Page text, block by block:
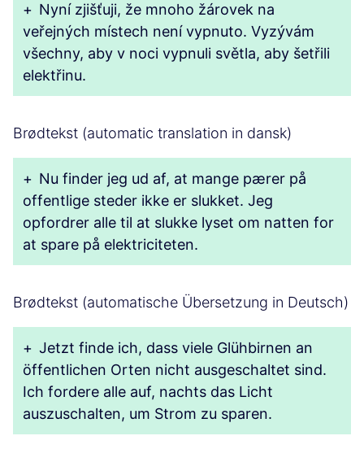
+ Nyní zjišťuji, že mnoho žárovek na
veřejných místech není vypnuto. Vyzývám
všechny, aby v noci vypnuli světla, aby šetřili
elektřinu.
Brødtekst (automatic translation in dansk)
+ Nu finder jeg ud af, at mange pærer på
offentlige steder ikke er slukket. Jeg
opfordrer alle til at slukke lyset om natten for
at spare på elektriciteten.
Brødtekst (automatische Übersetzung in Deutsch)
+ Jetzt finde ich, dass viele Glühbirnen an
öffentlichen Orten nicht ausgeschaltet sind.
Ich fordere alle auf, nachts das Licht
auszuschalten, um Strom zu sparen.